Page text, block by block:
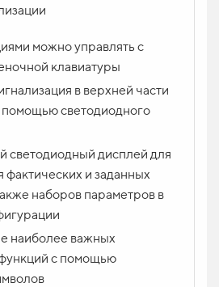
можно управлять с
клавиатуры
в верхней части
помощью светодиодного
светодиодный дисплей для
и заданных
наборов параметров в
наиболее важных
с помощью